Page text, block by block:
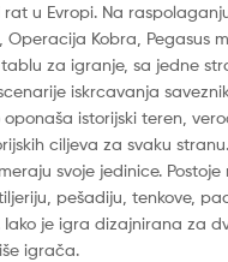
rat u Evropi. Na
Operacija Kobra, Pegasus
za igranje, sa jedne
iskrcavanja
oponaša istorijski teren,
ciljeva za svaku
svoje jedinice.
pešadiju, tenkove,
je igra dizajnirana za
igrača.